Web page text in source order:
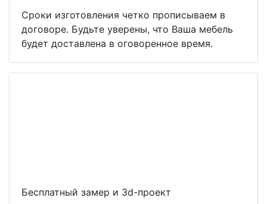
Сроки изготовления четко прописываем в
договоре. Будьте уверены, что Ваша мебель
будет доставлена в оговоренное время.
Бесплатный замер и 3d-проект